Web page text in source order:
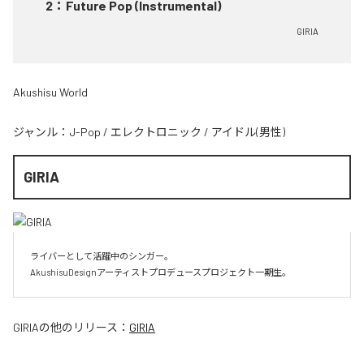
2 ： Future Pop (Instrumental)
GIRIA
Akushisu World
ジャンル： J-Pop / エレクトロニック / アイドル(男性)
GIRIA
ライバーとして活躍中のシンガー。
AkushisuDesignアーティストプロデュースプロジェクト一期生。
GIRIAの他のリリース： GIRIA